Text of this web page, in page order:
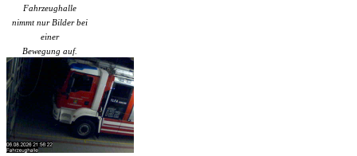
Fahrzeughalle
nimmt nur Bilder bei
einer
Bewegung auf.